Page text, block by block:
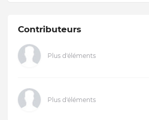
Contributeurs
Plus d'éléments
Plus d'éléments